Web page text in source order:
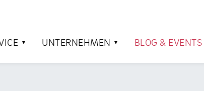
UNTERNEHMEN BLOG & EVENTS